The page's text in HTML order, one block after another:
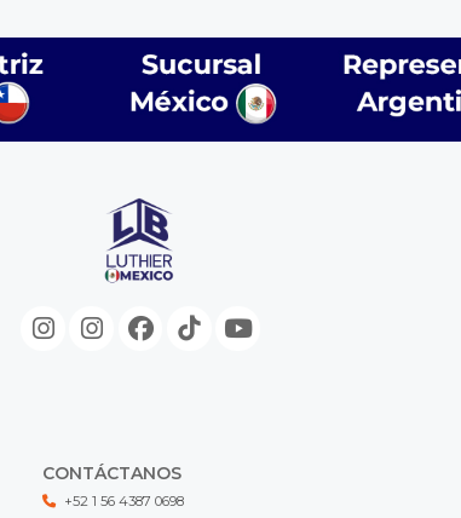
CONTÁCTANOS
+52 1 56 4387 0698